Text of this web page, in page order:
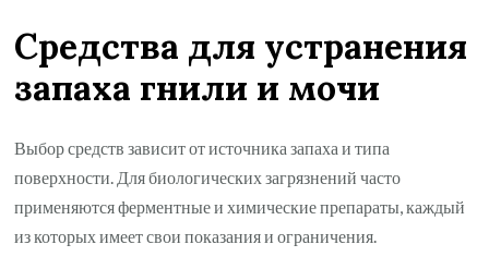
Средства для устранения
запаха гнили и мочи
Выбор средств зависит от источника запаха и типа
поверхности. Для биологических загрязнений часто
применяются ферментные и химические препараты, каждый
из которых имеет свои показания и ограничения.